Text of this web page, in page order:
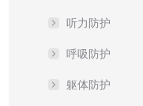
听力防护
呼吸防护
躯体防护